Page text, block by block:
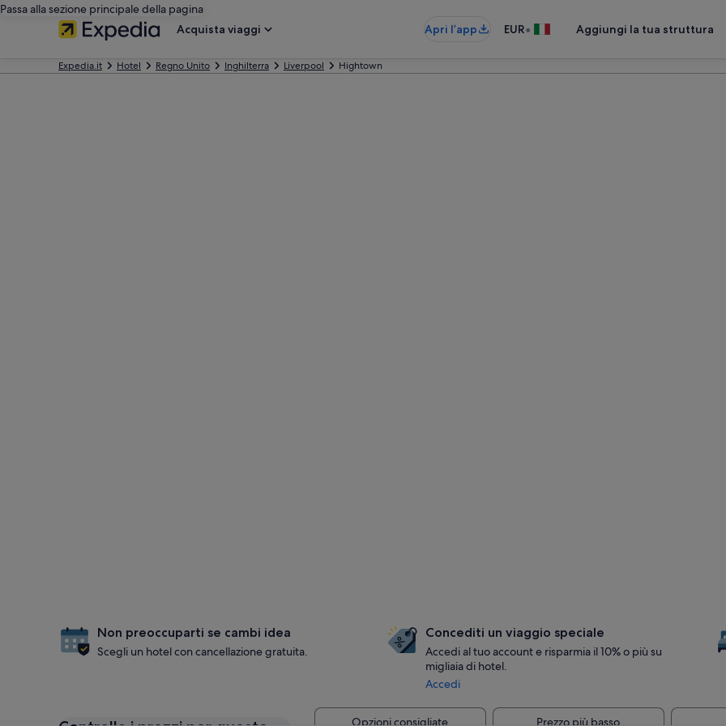
Passa alla sezione principale della pagina
Acquista viaggi
Apri l’app EUR• Aggiungi la tua struttura
Expedia.it Hotel Regno Unito Inghilterra Liverpool Hightown
Non preoccuparti se cambi idea
Scegli un hotel con cancellazione gratuita.
Concediti un viaggio speciale
Accedi al tuo account e risparmia il 10% o più su
migliaia di hotel.
Accedi
Opzioni consigliate Prezzo più basso